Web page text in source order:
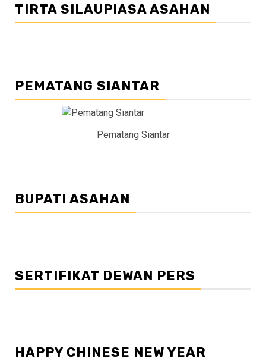
TIRTA SILAUPIASA ASAHAN
PEMATANG SIANTAR
Pematang Siantar
BUPATI ASAHAN
SERTIFIKAT DEWAN PERS
HAPPY CHINESE NEW YEAR